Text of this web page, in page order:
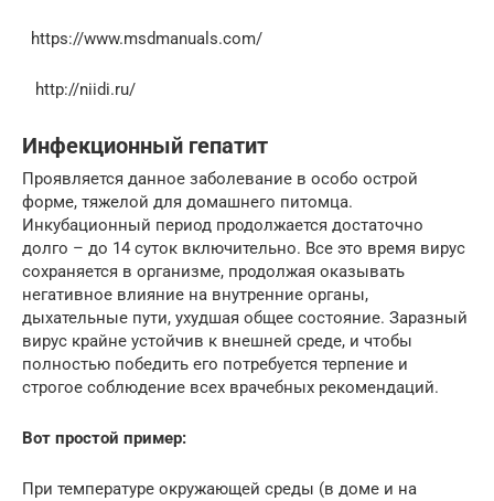
https://www.msdmanuals.com/
http://niidi.ru/
Инфекционный гепатит
Проявляется данное заболевание в особо острой
форме, тяжелой для домашнего питомца.
Инкубационный период продолжается достаточно
долго – до 14 суток включительно. Все это время вирус
сохраняется в организме, продолжая оказывать
негативное влияние на внутренние органы,
дыхательные пути, ухудшая общее состояние. Заразный
вирус крайне устойчив к внешней среде, и чтобы
полностью победить его потребуется терпение и
строгое соблюдение всех врачебных рекомендаций.
Вот простой пример:
При температуре окружающей среды (в доме и на